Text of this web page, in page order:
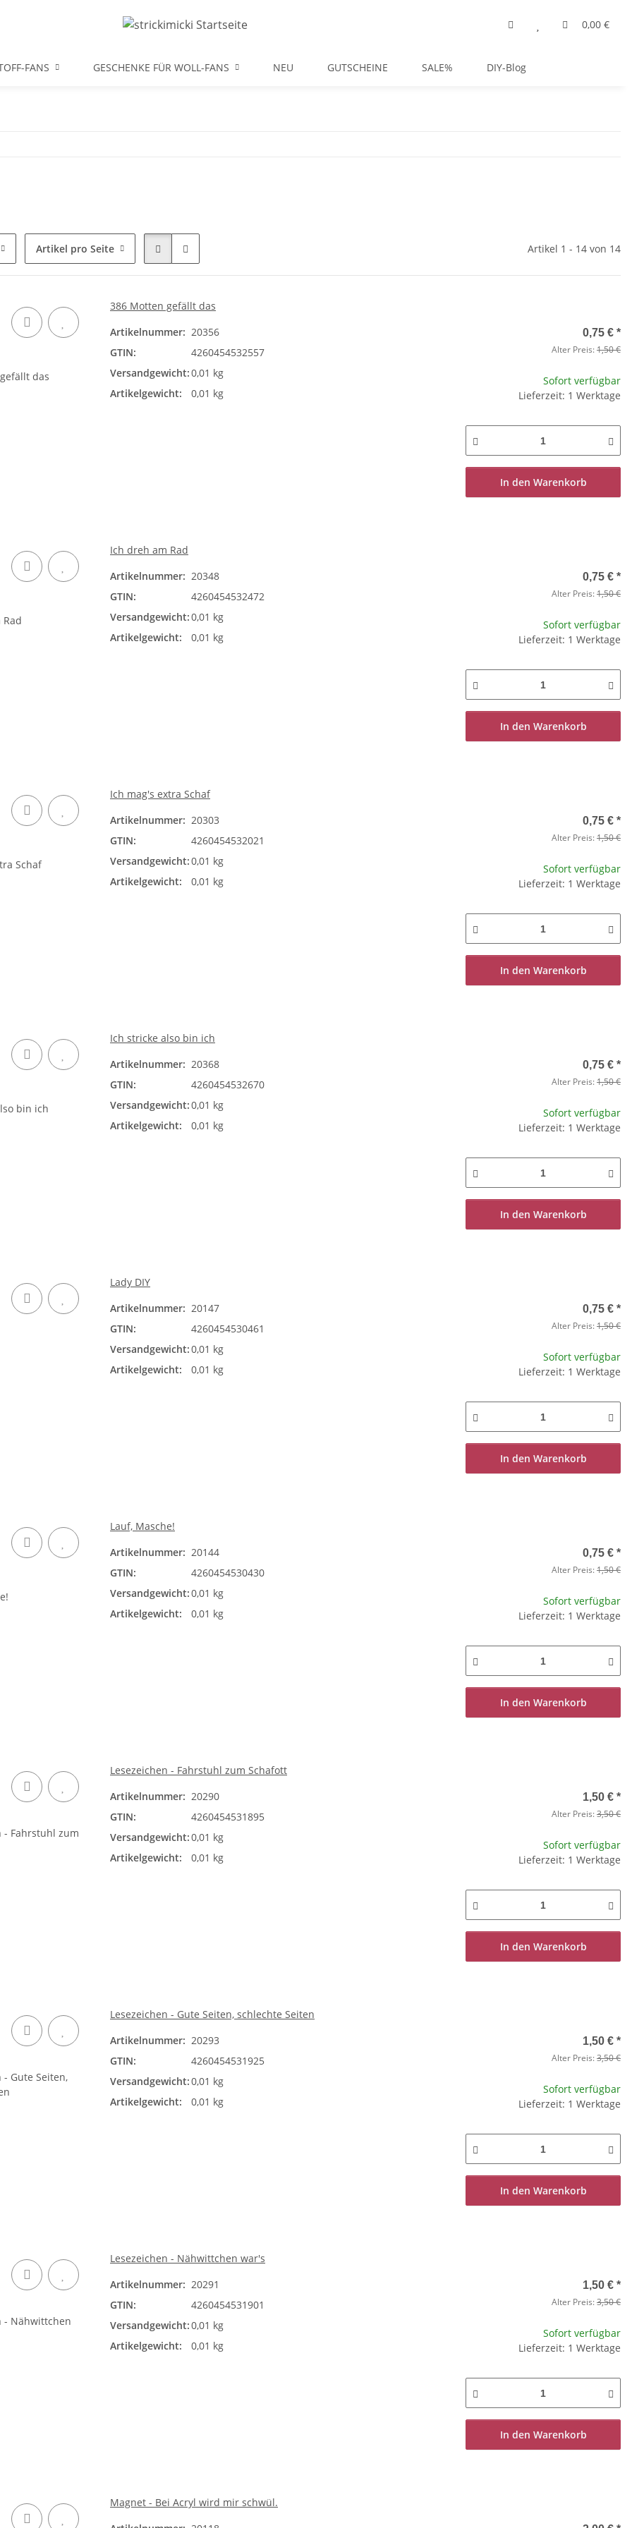
0,00 €
FANS GESCHENKE FÜR WOLL-FANS NEU GUTSCHEINE SALE% DIY-Blog
Artikel pro Seite Artikel 1 - 14 von 14
386 Motten gefällt das
Artikelnummer: 20356
GTIN:
4260454532557
Versandgewicht:0,01 kg
Artikelgewicht:
0,01 kg
0,75 € *
Alter Preis:1,50 €
Sofort verfügbar
Lieferzeit: 1 Werktage
In den Warenkorb
Ich dreh am Rad
Artikelnummer: 20348
GTIN:
4260454532472
Versandgewicht:0,01 kg
Artikelgewicht:
0,01 kg
0,75 € *
Alter Preis:1,50 €
Sofort verfügbar
Lieferzeit: 1 Werktage
In den Warenkorb
Ich mag's extra Schaf
Artikelnummer: 20303
GTIN:
4260454532021
Versandgewicht:0,01 kg
Artikelgewicht:
0,01 kg
0,75 € *
Alter Preis:1,50 €
Sofort verfügbar
Lieferzeit: 1 Werktage
In den Warenkorb
Ich stricke also bin ich
Artikelnummer: 20368
GTIN:
4260454532670
Versandgewicht:0,01 kg
Artikelgewicht:
0,01 kg
0,75 € *
Alter Preis:1,50 €
Sofort verfügbar
Lieferzeit: 1 Werktage
In den Warenkorb
Lady DIY
Artikelnummer: 20147
GTIN:
4260454530461
Versandgewicht:0,01 kg
Artikelgewicht:
0,01 kg
0,75 € *
Alter Preis:1,50 €
Sofort verfügbar
Lieferzeit: 1 Werktage
In den Warenkorb
Lauf, Masche!
Artikelnummer: 20144
GTIN:
4260454530430
Versandgewicht:0,01 kg
Artikelgewicht:
0,01 kg
0,75 € *
Alter Preis:1,50 €
Sofort verfügbar
Lieferzeit: 1 Werktage
In den Warenkorb
Lesezeichen - Fahrstuhl zum Schafott
Artikelnummer: 20290
GTIN:
4260454531895
Versandgewicht:0,01 kg
Artikelgewicht:
0,01 kg
1,50 € *
Alter Preis:3,50 €
Sofort verfügbar
Lieferzeit: 1 Werktage
In den Warenkorb
Lesezeichen - Gute Seiten, schlechte Seiten
Artikelnummer: 20293
GTIN:
4260454531925
Versandgewicht:0,01 kg
Artikelgewicht:
0,01 kg
1,50 € *
Alter Preis:3,50 €
Sofort verfügbar
Lieferzeit: 1 Werktage
In den Warenkorb
Lesezeichen - Nähwittchen war's
Artikelnummer: 20291
GTIN:
4260454531901
Versandgewicht:0,01 kg
Artikelgewicht:
0,01 kg
1,50 € *
Alter Preis:3,50 €
Sofort verfügbar
Lieferzeit: 1 Werktage
In den Warenkorb
Magnet - Bei Acryl wird mir schwül.